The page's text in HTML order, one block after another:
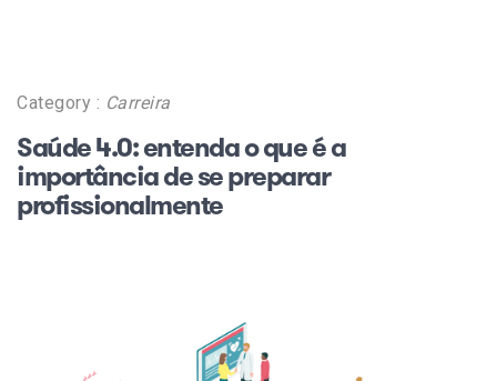
Category : Carreira
Saúde 4.0: entenda o que é a
importância de se preparar
profissionalmente